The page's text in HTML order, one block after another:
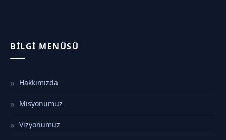
BILGI MENÜSÜ
Hakkımızda
Misyonumuz
Vizyonumuz